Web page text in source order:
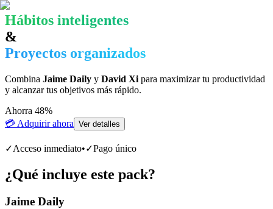
Hábitos inteligentes
&
Proyectos organizados
Combina Jaime Daily y David Xi para maximizar tu productividad
y alcanzar tus objetivos más rápido.
Ahorra 48%
💳 Adquirir ahora Ver detalles
✓Acceso inmediato•✓Pago único
¿Qué incluye este pack?
Jaime Daily